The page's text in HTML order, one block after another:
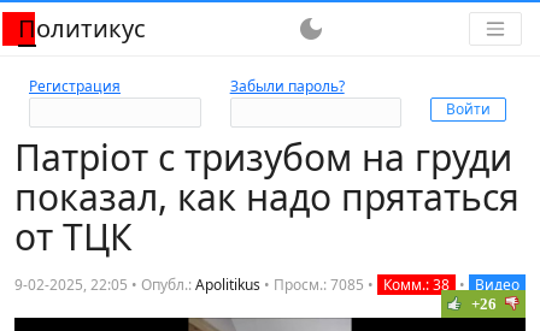
Политикус dark_mode
Регистрация Забыли пароль?
Патрiот с тризубом на груди
показал, как надо прятаться
от ТЦК
9-02-2025, 22:05 • Опубл.:Apolitikus • Просм.: 7085 • Комм.: 38 • Видео
+26